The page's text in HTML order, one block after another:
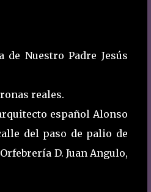
Nuestro Padre Jesús
reales.
español Alonso
del paso de palio de
D. Juan Angulo,